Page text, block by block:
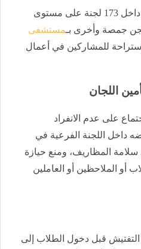
وأضاف أن الامتحانات تجرى داخل 173 لجنة على مستوى
جمصة وأخرى بـمستشفى
، إلى جانب تجهيز 34 استراحة للمشاركين في أعمال
اللجان
على عدم الانفراد
داخل اللجنة الفرعية في
سلامة المظاريف، ومنع حيازة
أو الملاحظين أو العاملين
قبل دخول الطلاب إلى